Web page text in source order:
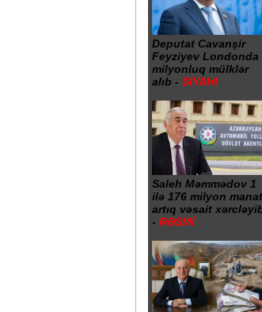
Deputat Cavanşir
Feyziyev Londonda
milyonluq mülklər
alıb - SİYAHI
Saleh Məmmədov 1
ilə 176 milyon manat
artıq vəsait
- RƏSMİ